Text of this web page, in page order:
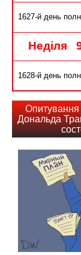
1627-й день
Неділя
1628-й день
Дональда